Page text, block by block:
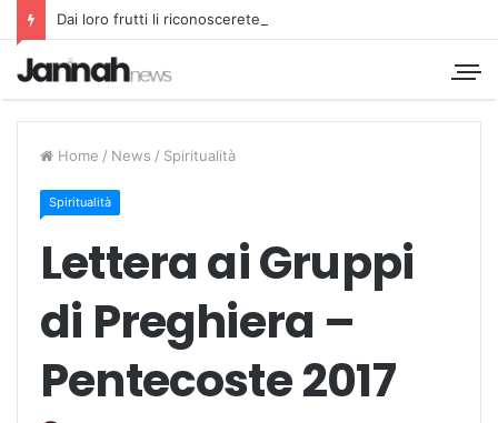
Dai loro frutti li riconoscerete
Home / News / Spiritualità
Spiritualità
Lettera ai Gruppi
di Preghiera –
Pentecoste 2017